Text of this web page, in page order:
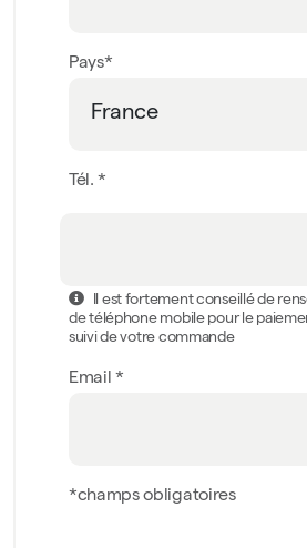
Pays*
Tél. *
Il est fortement conseillé de
de téléphone mobile pour le
suivi de votre commande
Email *
*champs obligatoires